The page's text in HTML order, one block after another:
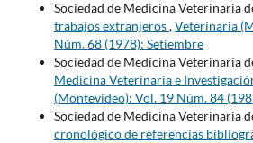
Sociedad de Medicina Veterinaria
trabajos extranjeros,Veterinaria
Núm. 68 (1978): Setiembre
Sociedad de Medicina Veterinaria
Medicina Veterinaria e
(Montevideo): Vol. 19 Núm. 84
Sociedad de Medicina Veterinaria
cronológico de referencias